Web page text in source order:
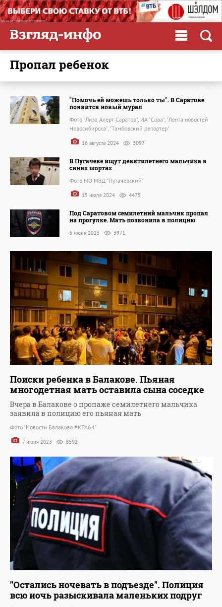
пропал ребенок
"Помочь ей можешь только ты". В Саратове
появится новый мурал
Фото "Лиза Алерт Саратов", ИА "Сова", "Лента новостей
Новосибирска", "Тамбовский репортер"
16 августа 2024 3097
В Пугачеве ищут девятилетнего мальчика в
синих шортах
Фото МО МВД "Пугачевский"
15 июля 2024 4475
Под Саратовом семилетний мальчик пропал
на прогулке. Мать позвонила в полицию
6 июля 2023 3971
Поиски ребенка в Балакове. Пьяная
многодетная мать оставила сына соседке
Вчера в Балакове о пропаже семилетнего мальчика
заявила в полицию его пьяная мать
Фото "Новости Балаково #KTA64"
7 июня 2023 8592
"Остались ночевать в подъезде". Полиция
всю ночь разыскивала маленьких подруг